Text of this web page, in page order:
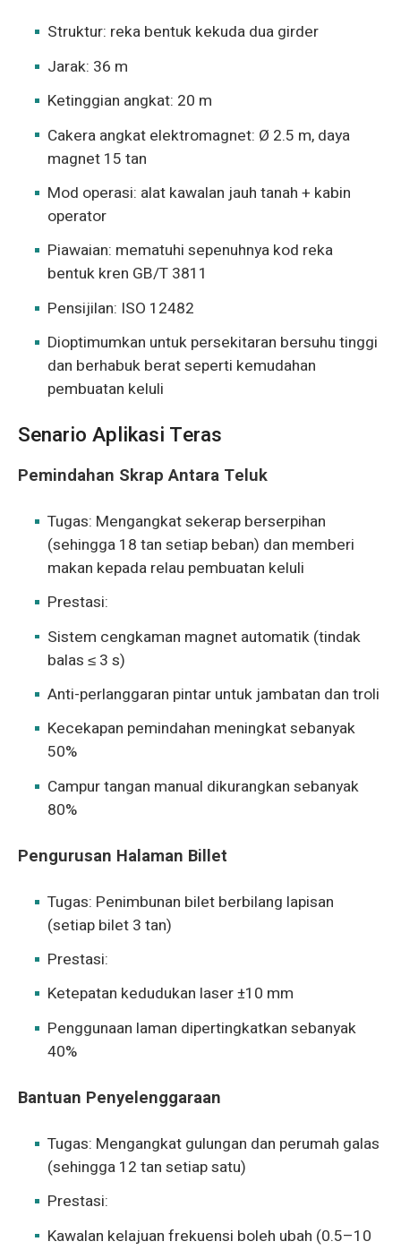
Struktur: reka bentuk kekuda dua girder
Jarak: 36 m
Ketinggian angkat: 20 m
Cakera angkat elektromagnet: Ø 2.5 m, daya
magnet 15 tan
Mod operasi: alat kawalan jauh tanah + kabin
operator
Piawaian: mematuhi sepenuhnya kod reka
bentuk kren GB/T 3811
Pensijilan: ISO 12482
Dioptimumkan untuk persekitaran bersuhu tinggi
dan berhabuk berat seperti kemudahan
pembuatan keluli
Senario Aplikasi Teras
Pemindahan Skrap Antara Teluk
Tugas: Mengangkat sekerap berserpihan
(sehingga 18 tan setiap beban) dan memberi
makan kepada relau pembuatan keluli
Prestasi:
Sistem cengkaman magnet automatik (tindak
balas ≤ 3 s)
Anti-perlanggaran pintar untuk jambatan dan troli
Kecekapan pemindahan meningkat sebanyak
50%
Campur tangan manual dikurangkan sebanyak
80%
Pengurusan Halaman Billet
Tugas: Penimbunan bilet berbilang lapisan
(setiap bilet 3 tan)
Prestasi:
Ketepatan kedudukan laser ±10 mm
Penggunaan laman dipertingkatkan sebanyak
40%
Bantuan Penyelenggaraan
Tugas: Mengangkat gulungan dan perumah galas
(sehingga 12 tan setiap satu)
Prestasi:
Kawalan kelajuan frekuensi boleh ubah (0.5–10